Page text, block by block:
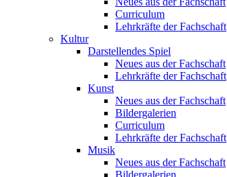
Curriculum
Lehrkräfte der Fachschaft
Kultur
Darstellendes Spiel
Neues aus der Fachschaft
Lehrkräfte der Fachschaft
Kunst
Neues aus der Fachschaft
Bildergalerien
Curriculum
Lehrkräfte der Fachschaft
Musik
Neues aus der Fachschaft